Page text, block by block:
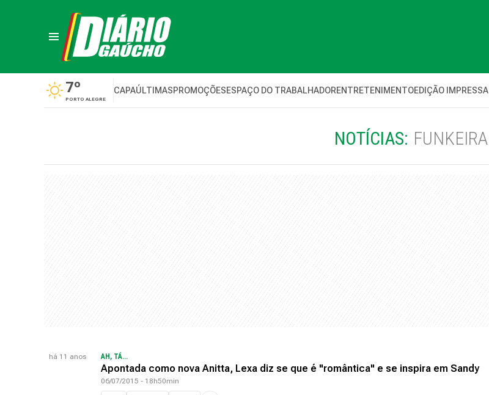
7º
PORTO ALEGRE
CAPAÚLTIMASPROMOÇÕESESPAÇO DO TRABALHADORENTRETENIMENTOEDIÇÃO IMPRESSA
NOTÍCIAS: FUNKEIRA
há 11 anos AH, TÁ...
Apontada como nova Anitta, Lexa diz se que é "romântica" e se inspira em Sandy
06/07/2015 - 18h50min